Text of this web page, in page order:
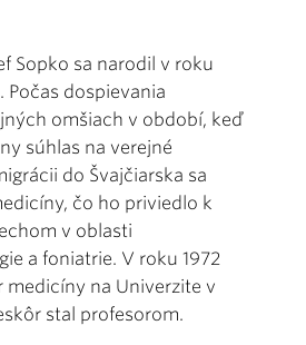
Sopko sa narodil v roku
Počas dospievania
omšiach v období, keď
súhlas na verejné
do Švajčiarska sa
čo ho priviedlo k
v oblasti
a foniatrie. V roku 1972
na Univerzite v
stal profesorom.